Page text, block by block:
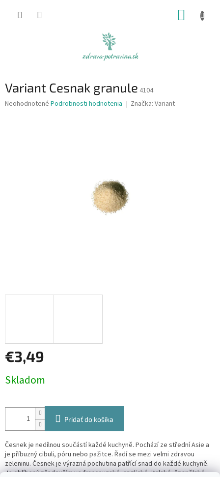
Variant Cesnak granule 4104
Priemerné
Neohodnotené Podrobnosti hodnotenia Značka: Variant
€3,49
cena:
Skladom
Pridať do košíka
Česnek je nedílnou součástí každé kuchyně. Pochází ze střední Asie a
je příbuzný cibuli, póru nebo pažitce. Řadí se mezi velmi zdravou
zeleninu. Česnek je výrazná pochutina patřící snad do každé kuchyně.
Je oblíbený především ve francouzské, anglické, italské, španělské,